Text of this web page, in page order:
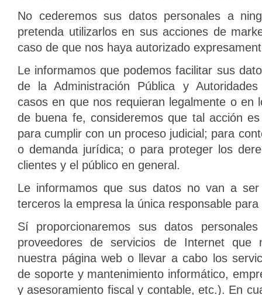
No cederemos sus datos personales a
pretenda utilizarlos en sus acciones de
caso de que nos haya autorizado
Le informamos que podemos facilitar sus
de la Administración Pública y
casos en que nos requieran legalmente o en
de buena fe, consideremos que tal acción
para cumplir con un proceso judicial; para
o demanda jurídica; o para proteger los
clientes y el público en general.
Le informamos que sus datos no van a
terceros la empresa la única responsable
Sí proporcionaremos sus datos
proveedores de servicios de Internet que
nuestra página web o llevar a cabo los
de soporte y mantenimiento informático,
y asesoramiento fiscal y contable, etc.). En